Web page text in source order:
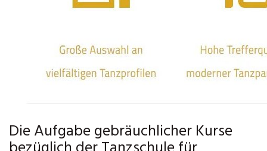
Die Aufgabe gebräuchlicher Kurse